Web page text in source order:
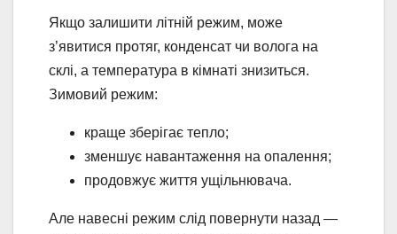
Якщо залишити літній режим, може
з’явитися протяг, конденсат чи волога на
склі, а температура в кімнаті знизиться.
Зимовий режим:
краще зберігає тепло;
зменшує навантаження на опалення;
продовжує життя ущільнювача.
Але навесні режим слід повернути назад —